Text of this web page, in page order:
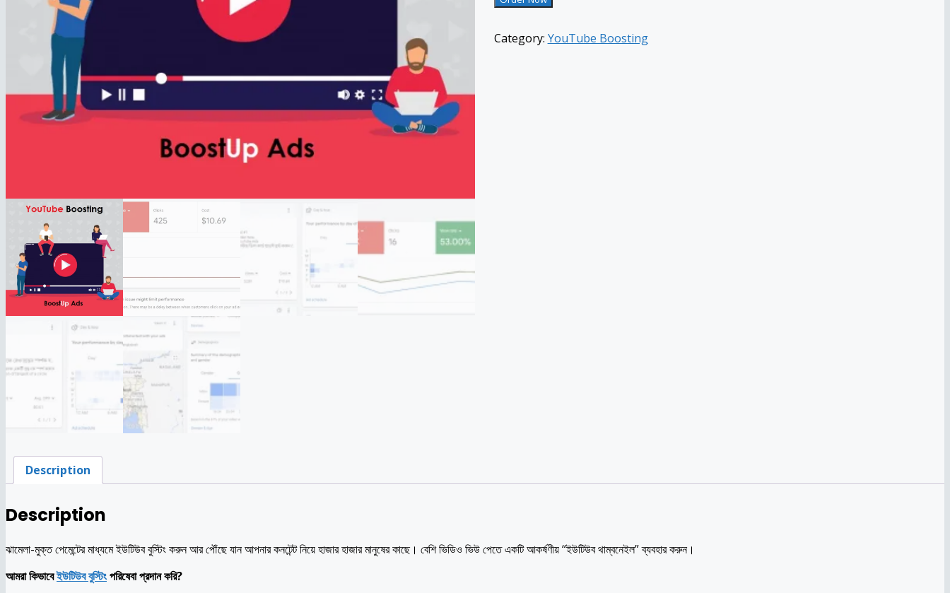
Pack)
Category: YouTube Boosting
Description
Description
ঝামেলা-মুক্ত পেমেন্টের মাধ্যমে ইউটিউব বুস্টিং করুন আর পৌঁছে যান আপনার কনটেন্ট নিয়ে হাজার হাজার মানুষের কাছে। বেশি ভিডিও ভিউ পেতে একটি আকর্ষণীয় “ইউটিউব থাম্বনেইল” ব্যবহার করুন।
আমরা কিভাবেইউটিউব বুস্টিংপরিষেবা প্রদান করি?